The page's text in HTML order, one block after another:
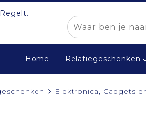
Home Relatiegeschenken
Elektronica, Gadgets